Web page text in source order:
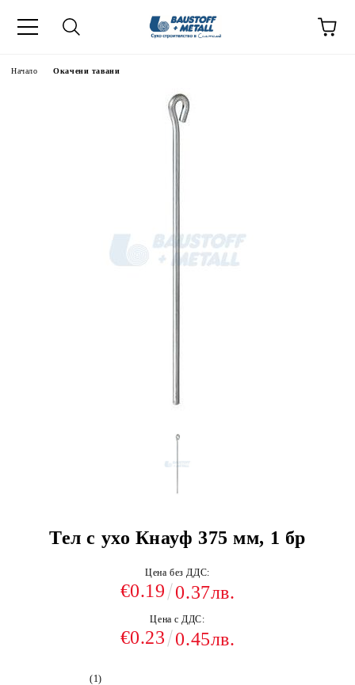
Начало Окачени тавани
Тел с ухо Кнауф 375 мм, 1 бр
Цена без ДДС:
€0.19 0.37лв.
Цена с ДДС:
€0.23 0.45лв.
(1)